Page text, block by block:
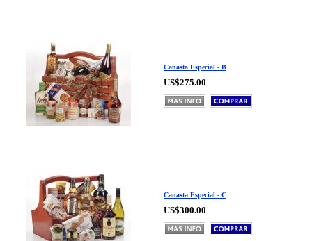
Canasta Especial - B
US$275.00
Canasta Especial - C
US$300.00